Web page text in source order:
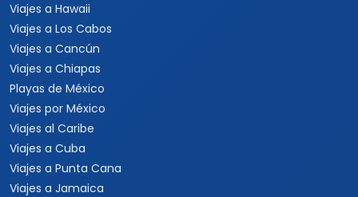
Viajes a Hawaii
Viajes a Los Cabos
Viajes a Cancún
Viajes a Chiapas
Playas de México
Viajes por México
Viajes al Caribe
Viajes a Cuba
Viajes a Punta Cana
Viajes a Jamaica